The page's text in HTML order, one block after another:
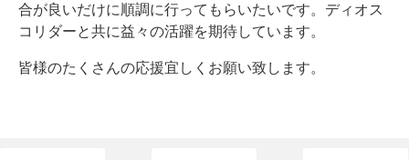
合が良いだけに順調に行ってもらいたいです。ディオス
コリダーと共に益々の活躍を期待しています。
皆様のたくさんの応援宜しくお願い致します。